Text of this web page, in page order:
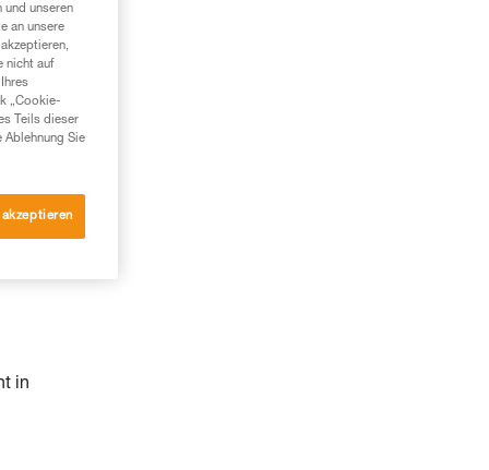
in
und unseren
an unsere
nicht auf
„Cookie-
Teils dieser
Ablehnung Sie